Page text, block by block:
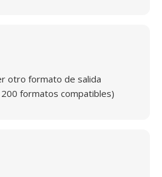
otro formato de salida
formatos compatibles)